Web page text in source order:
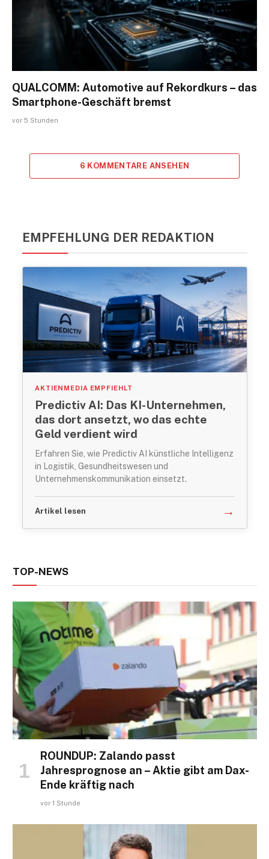
QUALCOMM: Automotive auf Rekordkurs – das
Smartphone-Geschäft bremst
vor 5 Stunden
6 KOMMENTARE ANSEHEN
EMPFEHLUNG DER REDAKTION
AKTIENMEDIA EMPFIEHLT
Predictiv AI: Das KI-Unternehmen,
das dort ansetzt, wo das echte
Geld verdient wird
Erfahren Sie, wie Predictiv AI künstliche Intelligenz
in Logistik, Gesundheitswesen und
Unternehmenskommunikation einsetzt.
Artikel lesen →
TOP-NEWS
ROUNDUP: Zalando passt
Jahresprognose an – Aktie gibt am Dax-
Ende kräftig nach
vor 1 Stunde